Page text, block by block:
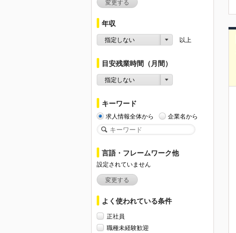
変更する
年収
指定しない 以上
目安残業時間（月間）
指定しない
キーワード
求人情報全体から 企業名から
言語・フレームワーク他
設定されていません
変更する
よく使われている条件
正社員
職種未経験歓迎